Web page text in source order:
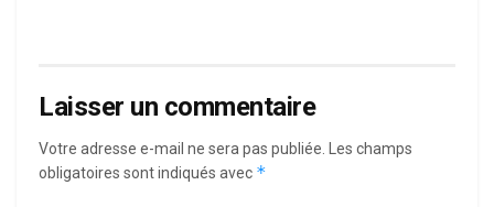
Laisser un commentaire
Votre adresse e-mail ne sera pas publiée. Les champs
obligatoires sont indiqués avec *